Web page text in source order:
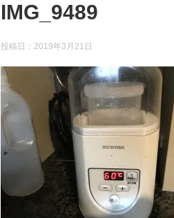
IMG_9489
投稿日： 2019年3月21日